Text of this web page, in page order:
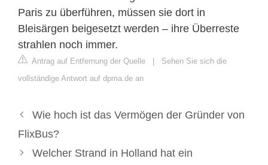
Paris zu überführen, müssen sie dort in
Bleisärgen beigesetzt werden – ihre Überreste
strahlen noch immer.
Antrag auf Entfernung der Quelle | Sehen Sie sich die
vollständige Antwort auf dpma.de an
Wie hoch ist das Vermögen der Gründer von
FlixBus?
Welcher Strand in Holland hat ein